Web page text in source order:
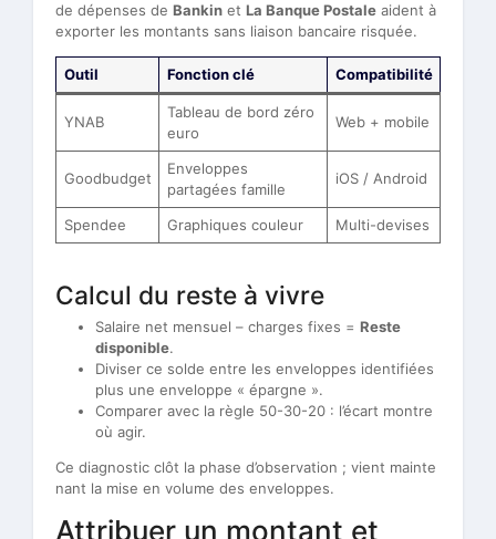
de dépenses de Bankin et La Banque Postale aident à
exporter les montants sans liaison bancaire risquée.
Outil Fonction clé Compatibilité
YNAB
Tableau de bord zéro
euro
Web + mobile
Goodbudget
Enveloppes
partagées famille
iOS / Android
Spendee Graphiques couleur Multi-devises
Calcul du reste à vivre
Salaire net mensuel – charges fixes = Reste
disponible.
Diviser ce solde entre les enveloppes identifiées
plus une enveloppe « épargne ».
Comparer avec la règle 50-30-20 : l’écart montre
où agir.
Ce diagnostic clôt la phase d’observation ; vient mainte
nant la mise en volume des enveloppes.
Attribuer un montant et